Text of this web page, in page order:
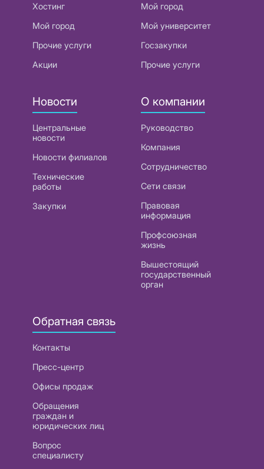
Хостинг
Мой город
Прочие услуги
Акции
Мой город
Мой университет
Госзакупки
Прочие услуги
Новости
Центральные
новости
Новости филиалов
Технические
работы
Закупки
О компании
Руководство
Компания
Сотрудничество
Сети связи
Правовая
информация
Профсоюзная
жизнь
Вышестоящий
государственный
орган
Обратная связь
Контакты
Пресс-центр
Офисы продаж
Обращения
граждан и
юридических лиц
Вопрос
специалисту